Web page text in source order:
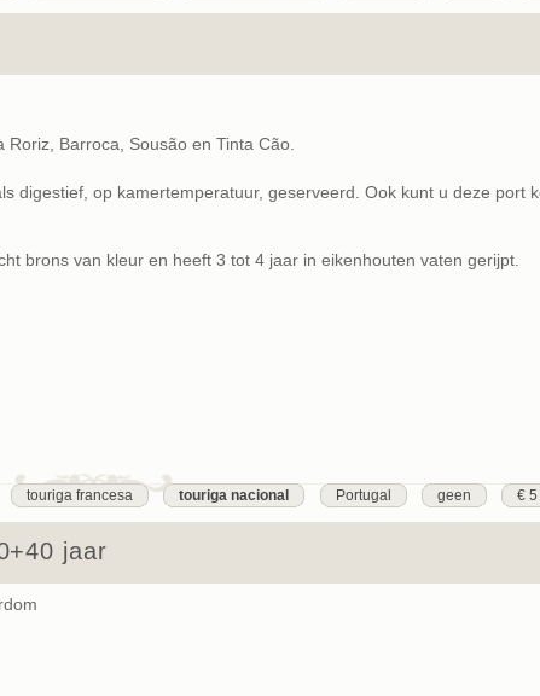
Barroca, Sousão en Tinta Cão.
digestief, op kamertemperatuur, geserveerd. Ook kunt u deze port
brons van kleur en heeft 3 tot 4 jaar in eikenhouten vaten gerijpt.
touriga francesa touriga nacional Portugal geen €
jaar